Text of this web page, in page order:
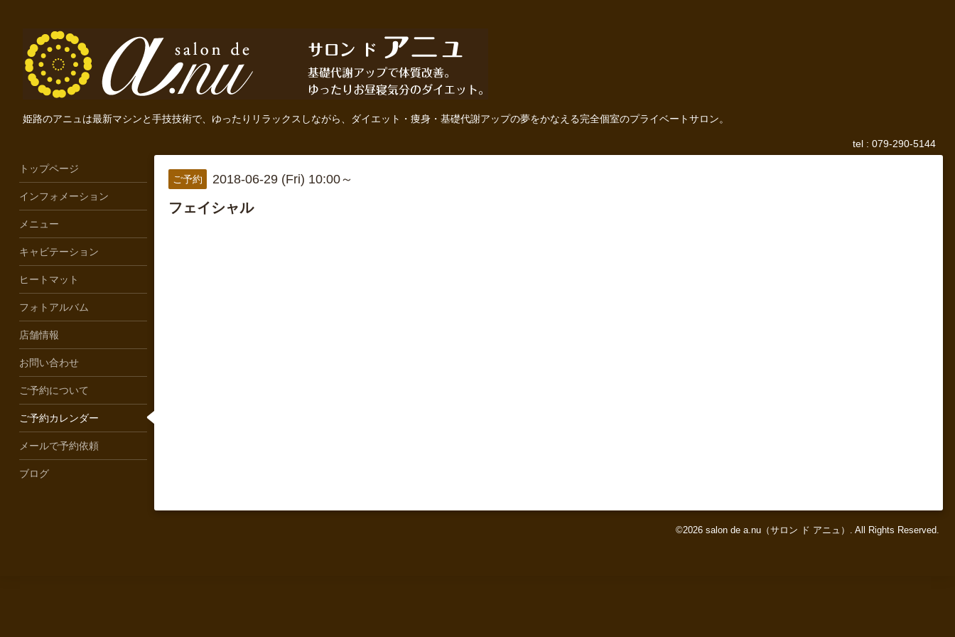
姫路のアニュは最新マシンと手技技術で、ゆったりリラックスしながら、ダイエット・痩身・基礎代謝アップの夢をかなえる完全個室のプライベートサロン。
tel : 079-290-5144
ご予約 2018-06-29 (Fri) 10:00～
フェイシャル
©2026 salon de a.nu（サロン ド アニュ） . All Rights Reserved.
トップページ
インフォメーション
メニュー
キャビテーション
ヒートマット
フォトアルバム
店舗情報
お問い合わせ
ご予約について
ご予約カレンダー
メールで予約依頼
ブログ